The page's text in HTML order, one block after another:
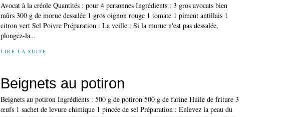
Avocat à la créole Quantités : pour 4 personnes Ingrédients : 3 gros avocats bien
mûrs 300 g de morue dessalée 1 gros oignon rouge 1 tomate 1 piment antillais 1
citron vert Sel Poivre Préparation : La veille : Si la morue n'est pas dessalée,
plongez-la...
LIRE LA SUITE
Beignets au potiron
Beignets au potiron Ingrédients : 500 g de potiron 500 g de farine Huile de friture 3
œufs 1 sachet de levure chimique 1 pincée de sel Préparation : Enlevez la peau du